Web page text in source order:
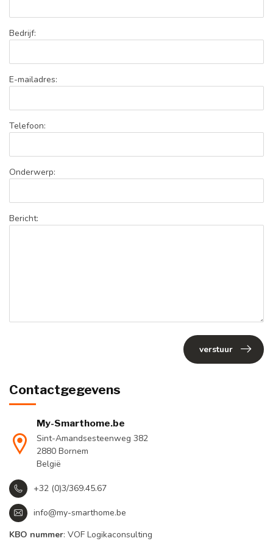
Bedrijf:
E-mailadres:
Telefoon:
Onderwerp:
Bericht:
verstuur
Contactgegevens
+32 (0)3/369.45.67
info@my-smarthome.be
KBO nummer: VOF Logikaconsulting
My-Smarthome.be
Sint-Amandsesteenweg 382
2880 Bornem
België